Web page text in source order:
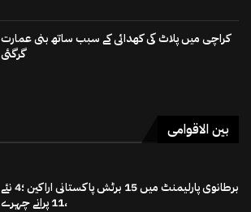
کراچی میں پلاٹ کی کھدائی کے سبب ساتھ بنی عمارت
گرگئی
بین الاقوامی
برطانوی پارلیمنٹ میں 15 برٹش پاکستانی اراکین ؛4 نئے
،11 پرانے چہرے